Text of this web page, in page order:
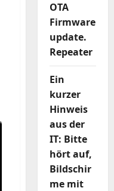
OTA
Firmware
update.
Repeater
Ein
kurzer
Hinweis
aus der
IT: Bitte
hört auf,
Bildschir
me mit